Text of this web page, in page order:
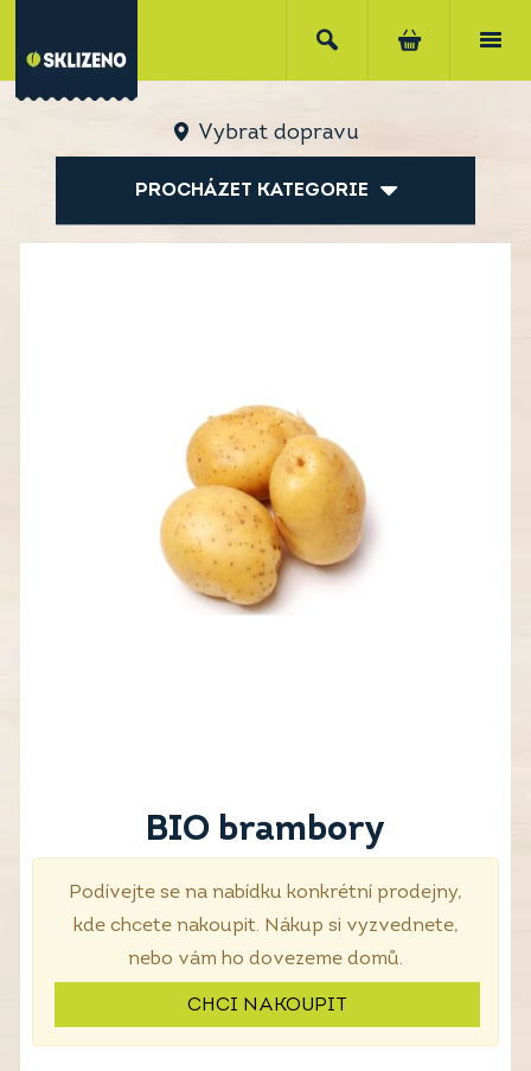
Vybrat dopravu
PROCHÁZET KATEGORIE
BIO brambory
Podívejte se na nabídku konkrétní prodejny,
kde chcete nakoupit. Nákup si vyzvednete,
nebo vám ho dovezeme domů.
CHCI NAKOUPIT